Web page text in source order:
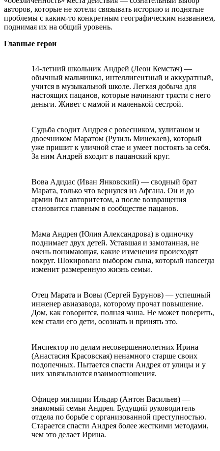
авторов, которые не хотели связывать историю и поднятые
проблемы с каким-то конкретным географическим названием,
поднимая их на общий уровень.
Главные герои
14-летний школьник Андрей (Леон Кемстач) —
обычный мальчишка, интеллигентный и аккуратный,
учится в музыкальной школе. Легкая добыча для
настоящих пацанов, которые начинают трясти с него
деньги. Живет с мамой и маленькой сестрой.
Судьба сводит Андрея с ровесником, хулиганом и
двоечником Маратом (Рузиль Минекаев), который
уже пришит к уличной стае и умеет постоять за себя.
За ним Андрей входит в пацанский круг.
Вова Адидас (Иван Янковский) — сводный брат
Марата, только что вернулся из Афгана. Он и до
армии был авторитетом, а после возвращения
становится главным в сообществе пацанов.
Мама Андрея (Юлия Александрова) в одиночку
поднимает двух детей. Уставшая и замотанная, не
очень понимающая, какие изменения происходят
вокруг. Шокирована выбором сына, который навсегда
изменит размеренную жизнь семьи.
Отец Марата и Вовы (Сергей Бурунов) — успешный
инженер авиазавода, которому прочат повышение.
Дом, как говорится, полная чаша. Не может поверить,
кем стали его дети, осознать и принять это.
Инспектор по делам несовершеннолетних Ирина
(Анастасия Красовская) ненамного старше своих
подопечных. Пытается спасти Андрея от улицы и у
них завязываются взаимоотношения.
Офицер милиции Ильдар (Антон Васильев) —
знакомый семьи Андрея. Будущий руководитель
отдела по борьбе с организованной преступностью.
Старается спасти Андрея более жесткими методами,
чем это делает Ирина.